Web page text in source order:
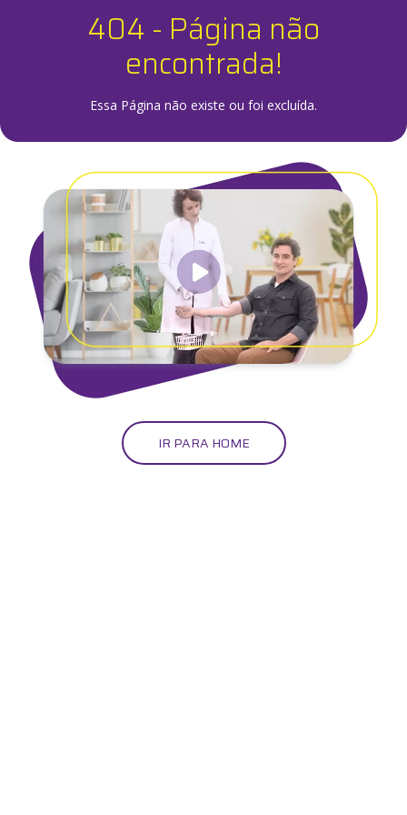
404 - Página não
encontrada!
Essa Página não existe ou foi excluída.
IR PARA HOME